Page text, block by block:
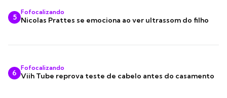
5
Fofocalizando
Nicolas Prattes se emociona ao ver ultrassom do filho
6
Fofocalizando
Viih Tube reprova teste de cabelo antes do casamento